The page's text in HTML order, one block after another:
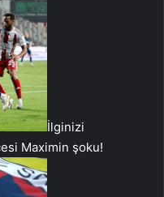
İlginizi
Maximin şoku!